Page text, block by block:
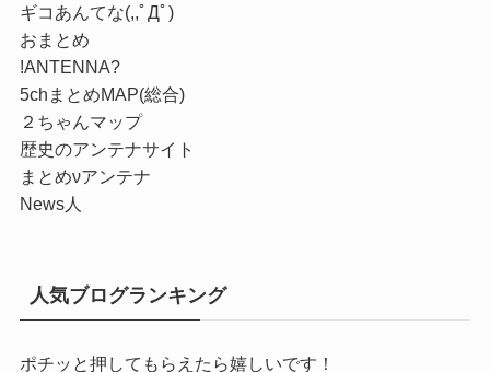
ギコあんてな(,,ﾟДﾟ)
おまとめ
!ANTENNA?
5chまとめMAP(総合)
２ちゃんマップ
歴史のアンテナサイト
まとめνアンテナ
News人
人気ブログランキング
ポチッと押してもらえたら嬉しいです！